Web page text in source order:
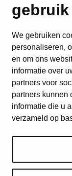
We gebruiken
personaliseren,
en om ons
informatie over
partners voor
partners kunnen
informatie die u
verzameld op